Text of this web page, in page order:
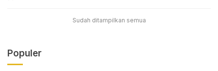
Sudah ditampilkan semua
Populer